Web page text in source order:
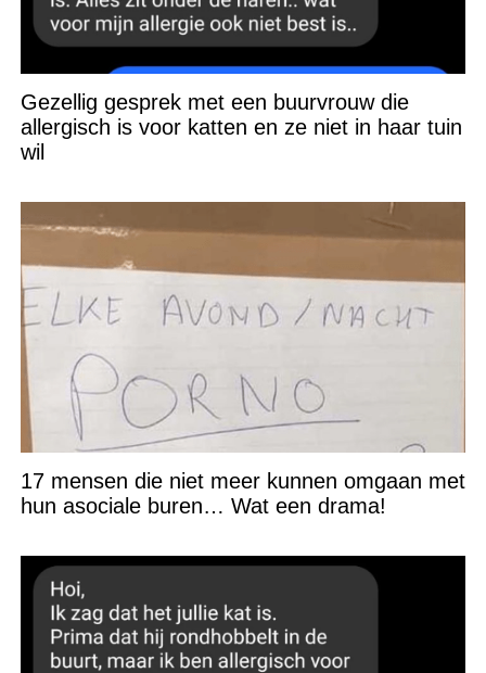
Gezellig gesprek met een buurvrouw die
allergisch is voor katten en ze niet in haar tuin
wil
17 mensen die niet meer kunnen omgaan met
hun asociale buren… Wat een drama!